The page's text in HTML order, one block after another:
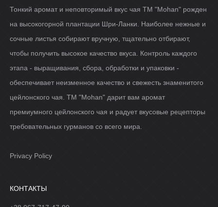
Тонкий аромат и неповторимый вкус чая ТМ "Mohan" рожден
на высокогорной плантации Шри-Ланки. Наиболее нежные и
сочные листья собирают вручную, тщательно отбирают,
чтобы получить высокое качество вкуса. Контроль каждого
этапа - выращивания, сбора, обработки и упаковки -
обеспечивает неизменное качество и свежесть знаменитого
цейлонского чая. ТМ "Mohan" дарит вам аромат
премиумного цейлонского чая и радует вкусовые рецепторы
требовательных гурманов со всего мира.
Privacy Policy
КОНТАКТЫ